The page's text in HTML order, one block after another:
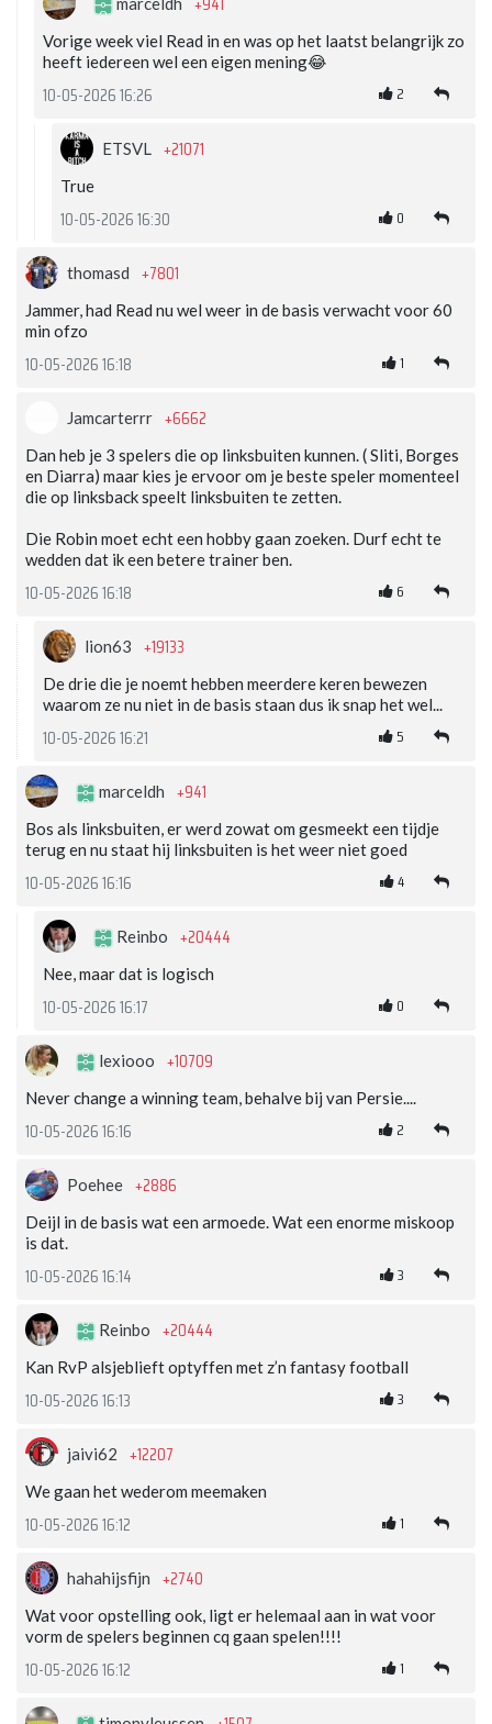
Vorige week viel Read in en was op het laatst belangrijk zo
heeft iedereen wel een eigen mening😂
10-05-2026 16:26 2
ETSVL +21071
True
10-05-2026 16:30 0
thomasd +7801
Jammer, had Read nu wel weer in de basis verwacht voor 60
min ofzo
10-05-2026 16:18 1
Jamcarterrr +6662
Dan heb je 3 spelers die op linksbuiten kunnen. ( Sliti, Borges
en Diarra) maar kies je ervoor om je beste speler momenteel
die op linksback speelt linksbuiten te zetten.
Die Robin moet echt een hobby gaan zoeken. Durf echt te
wedden dat ik een betere trainer ben.
10-05-2026 16:18 6
lion63 +19133
De drie die je noemt hebben meerdere keren bewezen
waarom ze nu niet in de basis staan dus ik snap het wel...
10-05-2026 16:21 5
marceldh +941
Bos als linksbuiten, er werd zowat om gesmeekt een tijdje
terug en nu staat hij linksbuiten is het weer niet goed
10-05-2026 16:16 4
Reinbo +20444
Nee, maar dat is logisch
10-05-2026 16:17 0
lexiooo +10709
Never change a winning team, behalve bij van Persie....
10-05-2026 16:16 2
Poehee +2886
Deijl in de basis wat een armoede. Wat een enorme miskoop
is dat.
10-05-2026 16:14 3
Reinbo +20444
Kan RvP alsjeblieft optyffen met z’n fantasy football
10-05-2026 16:13 3
jaivi62 +12207
We gaan het wederom meemaken
10-05-2026 16:12 1
hahahijsfijn +2740
Wat voor opstelling ook, ligt er helemaal aan in wat voor
vorm de spelers beginnen cq gaan spelen!!!!
10-05-2026 16:12 1